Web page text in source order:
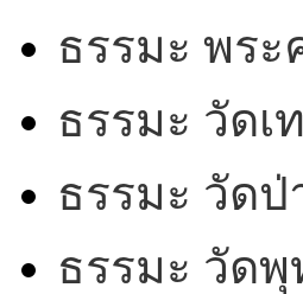
ธรรมะ พร
ธรรมะ วัด
ธรรมะ วัด
ธรรมะ วัด